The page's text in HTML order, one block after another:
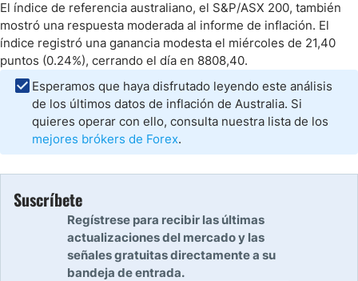
El índice de referencia australiano, el S&P/ASX 200, también
mostró una respuesta moderada al informe de inflación. El
índice registró una ganancia modesta el miércoles de 21,40
puntos (0.24%), cerrando el día en 8808,40.
Esperamos que haya disfrutado leyendo este análisis
de los últimos datos de inflación de Australia. Si
quieres operar con ello, consulta nuestra lista de los
mejores brókers de Forex.
Suscríbete
Regístrese para recibir las últimas
actualizaciones del mercado y las
señales gratuitas directamente a su
bandeja de entrada.